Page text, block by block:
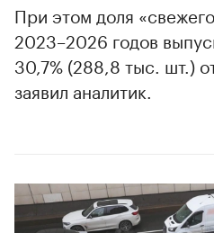
При этом доля
2023–2026 годов
30,7% (288,8 тыс. шт.)
заявил аналитик.